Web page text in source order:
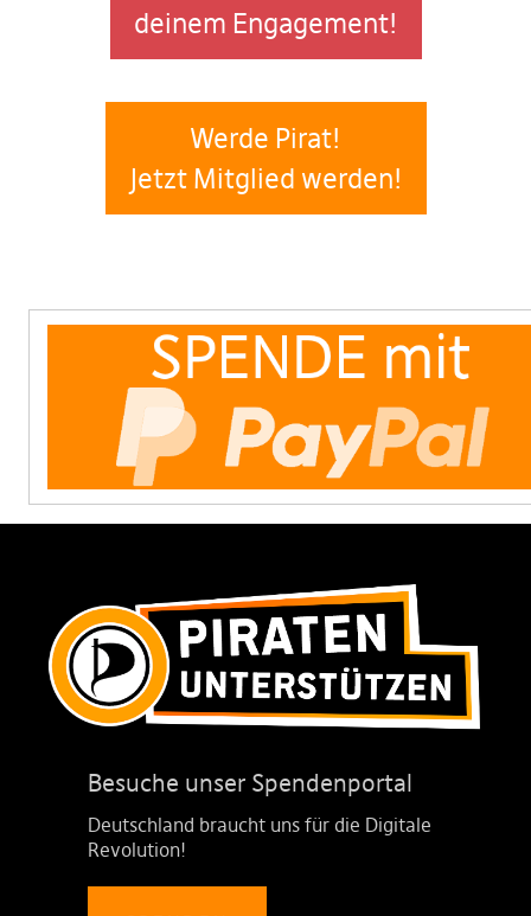
deinem Engagement!
Werde Pirat!
Jetzt Mitglied werden!
Besuche unser Spendenportal
Deutschland braucht uns für die Digitale
Revolution!